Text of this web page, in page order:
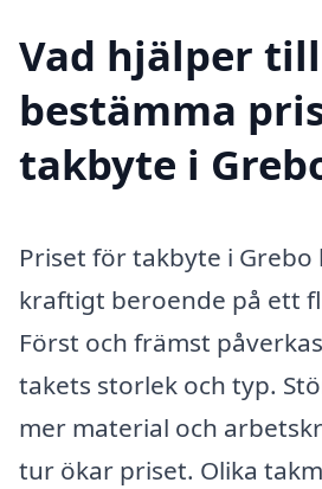
Vad hjälper
bestämma
takbyte i
Priset för takbyte i Grebo
kraftigt beroende på ett
Först och främst
takets storlek och typ.
mer material och
tur ökar priset. Olika